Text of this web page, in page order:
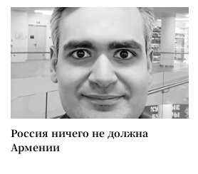
Россия ничего не должна
Армении